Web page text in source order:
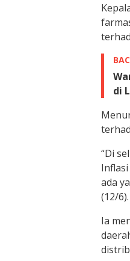
di
“Di
ada
(12/6).
Ia